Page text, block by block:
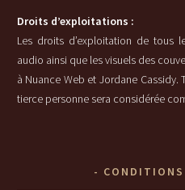
Droits d’exploitations :
Les droits d’exploitation de tous
audio ainsi que les visuels des
à Nuance Web et Jordane
tierce personne sera considérée
CONDITIONS